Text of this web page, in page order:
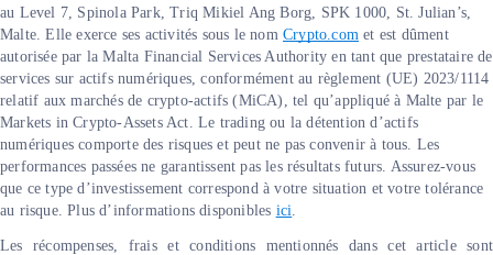
au Level 7, Spinola Park, Triq Mikiel Ang Borg, SPK 1000, St. Julian’s,
Malte. Elle exerce ses activités sous le nom Crypto.com et est dûment
autorisée par la Malta Financial Services Authority en tant que prestataire de
services sur actifs numériques, conformément au règlement (UE) 2023/1114
relatif aux marchés de crypto-actifs (MiCA), tel qu’appliqué à Malte par le
Markets in Crypto-Assets Act. Le trading ou la détention d’actifs
numériques comporte des risques et peut ne pas convenir à tous. Les
performances passées ne garantissent pas les résultats futurs. Assurez-vous
que ce type d’investissement correspond à votre situation et votre tolérance
au risque. Plus d’informations disponibles ici.
Les récompenses, frais et conditions mentionnés dans cet article sont